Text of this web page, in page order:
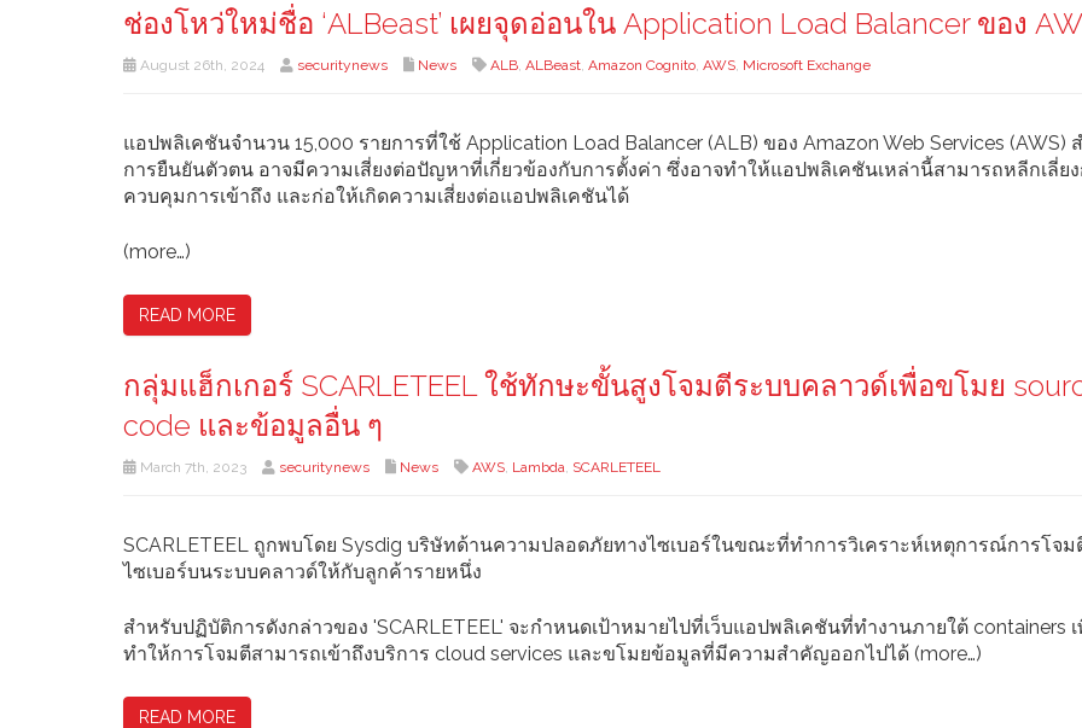
ช่องโหว่ใหม่ชื่อ ‘ALBeast’ เผยจุดอ่อนใน Application Load Balancer ของ
August 26th, 2024 securitynews News ALB, ALBeast, Amazon Cognito, AWS, Microsoft Exchange
แอปพลิเคชันจำนวน 15,000 รายการที่ใช้ Application Load Balancer (ALB) ของ Amazon Web Services (AWS)
การยืนยันตัวตน อาจมีความเสี่ยงต่อปัญหาที่เกี่ยวข้องกับการตั้งค่า ซึ่งอาจทำให้แอปพลิเคชันเหล่านี้สามารถหลีกเลี่ยง
ควบคุมการเข้าถึง และก่อให้เกิดความเสี่ยงต่อแอปพลิเคชันได้
(more…)
READ MORE
กลุ่มแฮ็กเกอร์ SCARLETEEL ใช้ทักษะขั้นสูงโจมตีระบบคลาวด์เพื่อขโมย
code และข้อมูลอื่น ๆ
March 7th, 2023 securitynews News AWS, Lambda, SCARLETEEL
SCARLETEEL ถูกพบโดย Sysdig บริษัทด้านความปลอดภัยทางไซเบอร์ในขณะที่ทำการวิเคราะห์เหตุการณ์การโจม
ไซเบอร์บนระบบคลาวด์ให้กับลูกค้ารายหนึ่ง
สำหรับปฏิบัติการดังกล่าวของ 'SCARLETEEL' จะกำหนดเป้าหมายไปที่เว็บแอปพลิเคชันที่ทำงานภายใต้ containers
ทำให้การโจมตีสามารถเข้าถึงบริการ cloud services และขโมยข้อมูลที่มีความสำคัญออกไปได้ (more…)
READ MORE